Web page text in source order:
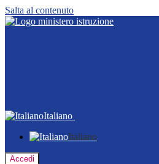
Salta al contenuto
Italiano
Italiano
Accedi